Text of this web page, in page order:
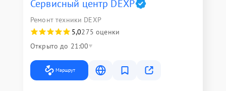
Сервисный центр DEXP
Ремонт техники DEXP
5,0275 оценки
Открыто до 21:00
Маршрут